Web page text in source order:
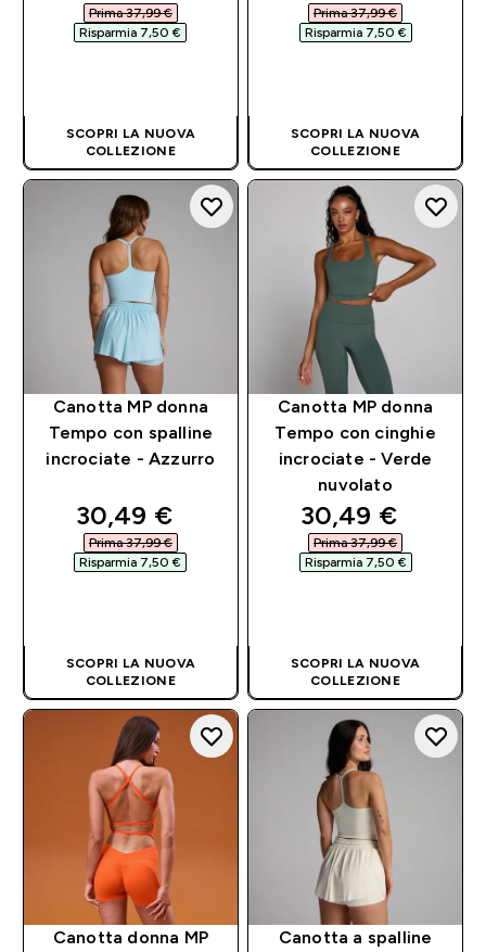
Prima 37,99 €‎
Risparmia 7,50 €‎
SCOPRI LA NUOVA
COLLEZIONE
Prima 37,99 €‎
Risparmia 7,50 €‎
SCOPRI LA NUOVA
COLLEZIONE
Canotta MP donna
Tempo con spalline
incrociate - Azzurro
discounted price
30,49 €‎
Prima 37,99 €‎
Risparmia 7,50 €‎
SCOPRI LA NUOVA
COLLEZIONE
Canotta MP donna
Tempo con cinghie
incrociate - Verde
nuvolato
discounted
30,49 €‎
Prima 37,99 €‎
Risparmia 7,50 €‎
SCOPRI LA NUOVA
COLLEZIONE
Canotta donna MP
Canotta a spalline